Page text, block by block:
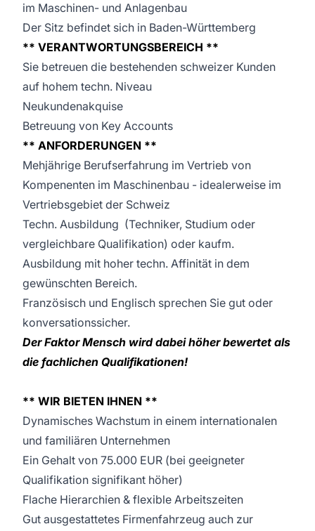
im Maschinen- und Anlagenbau
Der Sitz befindet sich in Baden-Württemberg
** VERANTWORTUNGSBEREICH **
Sie betreuen die bestehenden schweizer Kunden
auf hohem techn. Niveau
Neukundenakquise
Betreuung von Key Accounts
** ANFORDERUNGEN **
Mehjährige Berufserfahrung im Vertrieb von
Kompenenten im Maschinenbau - idealerweise im
Vertriebsgebiet der Schweiz
Techn. Ausbildung (Techniker, Studium oder
vergleichbare Qualifikation) oder kaufm.
Ausbildung mit hoher techn. Affinität in dem
gewünschten Bereich.
Französisch und Englisch sprechen Sie gut oder
konversationssicher.
Der Faktor Mensch wird dabei höher bewertet als
die fachlichen Qualifikationen!
** WIR BIETEN IHNEN **
Dynamisches Wachstum in einem internationalen
und familiären Unternehmen
Ein Gehalt von 75.000 EUR (bei geeigneter
Qualifikation signifikant höher)
Flache Hierarchien & flexible Arbeitszeiten
Gut ausgestattetes Firmenfahrzeug auch zur